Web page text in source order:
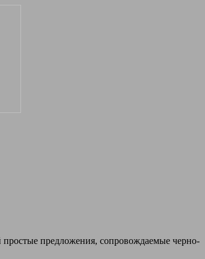
простые предложения, сопровождаемые черно-